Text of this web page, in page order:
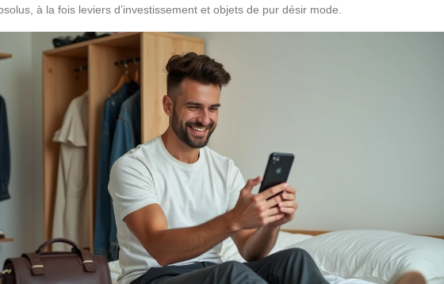
à la fois leviers d’investissement et objets de pur désir mode.